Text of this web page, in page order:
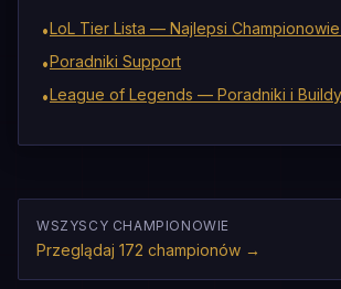
•LoL Tier Lista — Najlepsi Championowie
•Poradniki Support
•League of Legends — Poradniki i Buildy
WSZYSCY CHAMPIONOWIE
Przeglądaj 172 championów →